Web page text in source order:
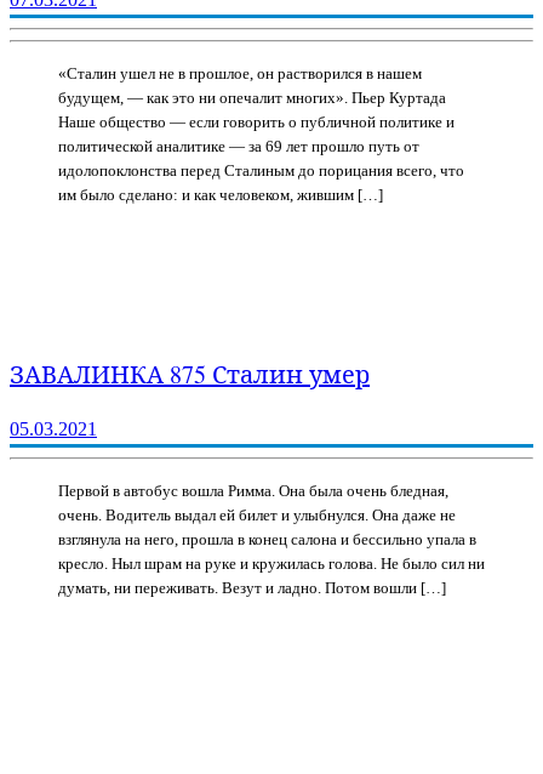
«Сталин ушел не в прошлое, он растворился в нашем
будущем, — как это ни опечалит многих». Пьер Куртада
Наше общество — если говорить о публичной политике и
политической аналитике — за 69 лет прошло путь от
идолопоклонства перед Сталиным до порицания всего, что
им было сделано: и как человеком, жившим […]
ЗАВАЛИНКА 875 Сталин умер
05.03.2021
Первой в автобус вошла Римма. Она была очень бледная,
очень. Водитель выдал ей билет и улыбнулся. Она даже не
взглянула на него, прошла в конец салона и бессильно упала в
кресло. Ныл шрам на руке и кружилась голова. Не было сил ни
думать, ни переживать. Везут и ладно. Потом вошли […]